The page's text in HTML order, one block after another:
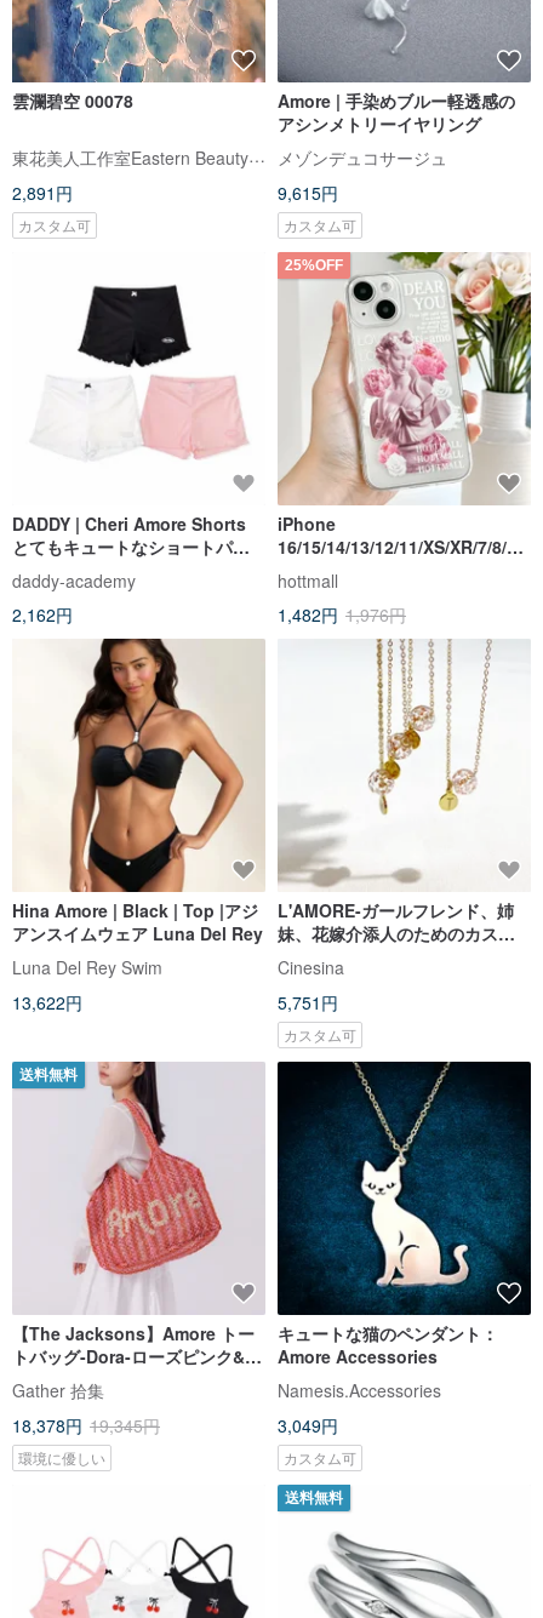
雲瀾碧空 00078
東花美人工作室Eastern Beauty Girl Studio
2,891円
カスタム可
Amore | 手染めブルー軽透感の
アシンメトリーイヤリング
メゾンデュコサージュ
9,615円
カスタム可
DADDY | Cheri Amore Shorts
とてもキュートなショートパン
ツ
daddy-academy
2,162円
25%OFF
iPhone
16/15/14/13/12/11/XS/XR/7/8/SE
2/SE3 アモーレ透明電話ケース
hottmall
1,482円 1,976円
Hina Amore | Black | Top |アジ
アンスイムウェア Luna Del Rey
Luna Del Rey Swim
13,622円
L'AMORE-ガールフレンド、姉
妹、花嫁介添人のためのカスタ
マイズされたガラス塗装英語文
字ネックレスネックレスギフト
Cinesina
5,751円
カスタム可
送料無料
【The Jacksons】Amore トー
トバッグ-Dora-ローズピンク&ピ
ーチオレンジ
Gather 拾集
18,378円 19,345円
環境に優しい
キュートな猫のペンダント：
Amore Accessories
Namesis.Accessories
3,049円
カスタム可
送料無料